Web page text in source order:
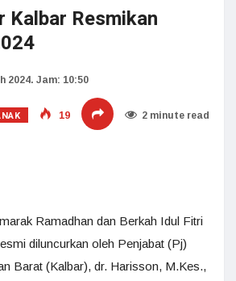
Kalbar Resmikan
2024. Jam: 10:50
19 2 minute read
Ramadhan dan Berkah Idul Fitri
diluncurkan oleh Penjabat (Pj)
Barat (Kalbar), dr. Harisson, M.Kes.,